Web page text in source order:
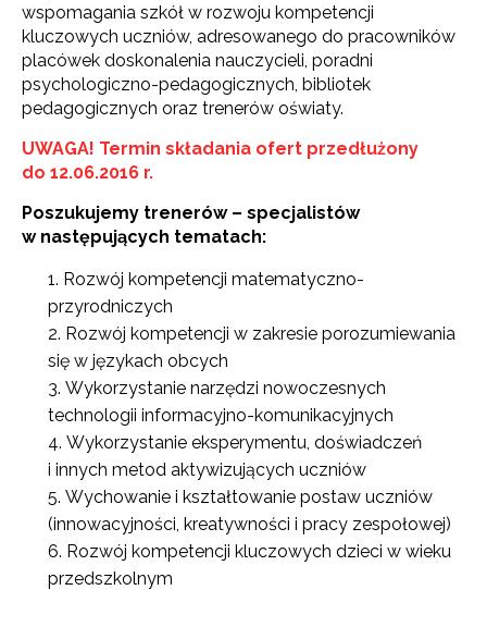
wspomagania szkół w rozwoju kompetencji
kluczowych uczniów, adresowanego do pracowników
placówek doskonalenia nauczycieli, poradni
psychologiczno-pedagogicznych, bibliotek
pedagogicznych oraz trenerów oświaty.
UWAGA! Termin składania ofert przedłużony
do 12.06.2016 r.
Poszukujemy trenerów – specjalistów
w następujących tematach:
Rozwój kompetencji matematyczno-
przyrodniczych
Rozwój kompetencji w zakresie porozumiewania
się w językach obcych
Wykorzystanie narzędzi nowoczesnych
technologii informacyjno-komunikacyjnych
Wykorzystanie eksperymentu, doświadczeń
i innych metod aktywizujących uczniów
Wychowanie i kształtowanie postaw uczniów
(innowacyjności, kreatywności i pracy zespołowej)
Rozwój kompetencji kluczowych dzieci w wieku
przedszkolnym